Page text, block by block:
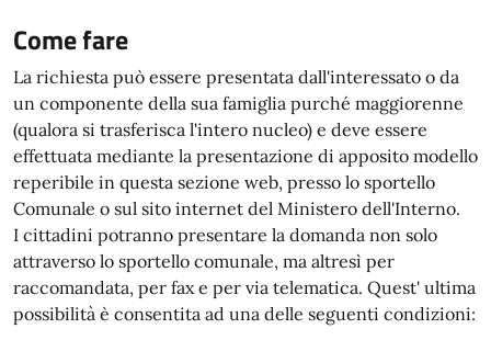
Come fare
La richiesta può essere presentata dall'interessato o da
un componente della sua famiglia purché maggiorenne
(qualora si trasferisca l'intero nucleo) e deve essere
effettuata mediante la presentazione di apposito modello
reperibile in questa sezione web, presso lo sportello
Comunale o sul sito internet del Ministero dell'Interno.
I cittadini potranno presentare la domanda non solo
attraverso lo sportello comunale, ma altresì per
raccomandata, per fax e per via telematica. Quest' ultima
possibilità è consentita ad una delle seguenti condizioni: